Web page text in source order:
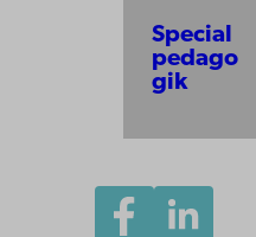
Special
pedago
gik